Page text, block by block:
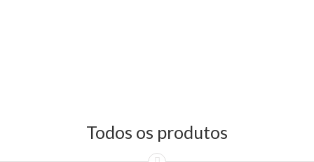
Todos os produtos